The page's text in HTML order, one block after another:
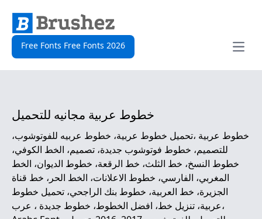
Free Fonts Free Fonts 2026
Open
خطوط عربية مجانيه للتحميل
خطوط عربية ،تحميل خطوط عربية، خطوط عربيه للفوتوشوب،
للتصميم، خطوط فوتوشوب جديدة، تصميم، الخط الكوفي،
خطوط النسخ، خط الثلث، خط الرقعة، خطوط الديوان، الخط
المغربي، الفارسي، خطوط الاعلانات، الخط الحر، خط قناة
الجزيرة، خط العربية، خطوط بنك الراجحي، تحميل خطوط
عربية، تنزيل خط، افضل الخطوط، خطوط جديدة ، عرب،